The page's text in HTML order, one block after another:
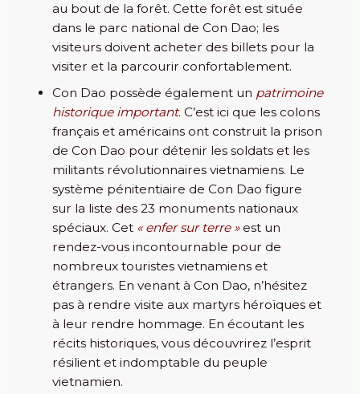
au bout de la forêt. Cette forêt est située
dans le parc national de Con Dao; les
visiteurs doivent acheter des billets pour la
visiter et la parcourir confortablement.
Con Dao possède également un patrimoine
historique important. C’est ici que les colons
français et américains ont construit la prison
de Con Dao pour détenir les soldats et les
militants révolutionnaires vietnamiens. Le
système pénitentiaire de Con Dao figure
sur la liste des 23 monuments nationaux
spéciaux. Cet« enfer sur terre » est un
rendez-vous incontournable pour de
nombreux touristes vietnamiens et
étrangers. En venant à Con Dao, n’hésitez
pas à rendre visite aux martyrs héroïques et
à leur rendre hommage. En écoutant les
récits historiques, vous découvrirez l’esprit
résilient et indomptable du peuple
vietnamien.